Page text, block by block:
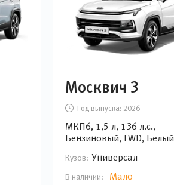
Москвич 3
Год выпуска: 2026
МКП6, 1,5 л, 136 л.с.,
Бензиновый, FWD, Белый
Кузов: Универсал
В наличии: Мало